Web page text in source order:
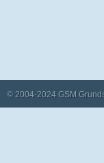
© 2004-2024 GSM